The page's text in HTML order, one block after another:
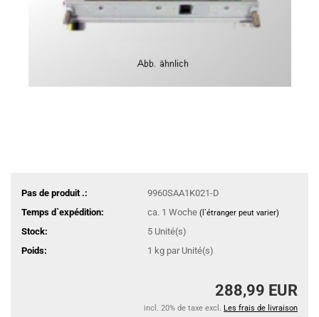
Pas de produit .:
9960SAA1K021-D
Temps d`expédition:
ca. 1 Woche (l`étranger peut varier)
Stock: 5 Unité(s)
Poids:
1 kg par Unité(s)
288,99 EUR
incl. 20% de taxe excl. Les frais de livraison